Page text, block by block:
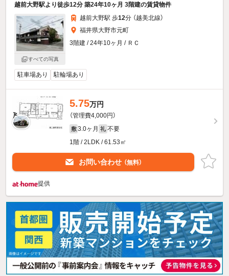
越前大野駅より徒歩12分 築24年10ヶ月 3階建の賃貸物件
すべての写真
越前大野駅 歩12分 （越美北線）
福井県大野市元町
3階建 / 24年10ヶ月 / ＲＣ
駐車場あり 駐輪場あり
5.75万円
（管理費4,000円）
敷 3.0ヶ月 礼 不要
1階 / 2LDK / 61.53㎡
お問い合わせ （無料）
提供